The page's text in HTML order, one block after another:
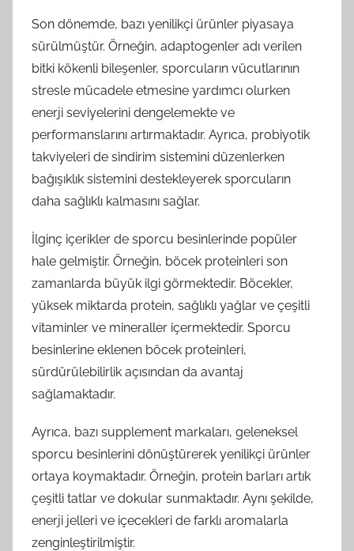
Son dönemde, bazı yenilikçi ürünler piyasaya
sürülmüştür. Örneğin, adaptogenler adı verilen
bitki kökenli bileşenler, sporcuların vücutlarının
stresle mücadele etmesine yardımcı olurken
enerji seviyelerini dengelemekte ve
performanslarını artırmaktadır. Ayrıca, probiyotik
takviyeleri de sindirim sistemini düzenlerken
bağışıklık sistemini destekleyerek sporcuların
daha sağlıklı kalmasını sağlar.
İlginç içerikler de sporcu besinlerinde popüler
hale gelmiştir. Örneğin, böcek proteinleri son
zamanlarda büyük ilgi görmektedir. Böcekler,
yüksek miktarda protein, sağlıklı yağlar ve çeşitli
vitaminler ve mineraller içermektedir. Sporcu
besinlerine eklenen böcek proteinleri,
sürdürülebilirlik açısından da avantaj
sağlamaktadır.
Ayrıca, bazı supplement markaları, geleneksel
sporcu besinlerini dönüştürerek yenilikçi ürünler
ortaya koymaktadır. Örneğin, protein barları artık
çeşitli tatlar ve dokular sunmaktadır. Aynı şekilde,
enerji jelleri ve içecekleri de farklı aromalarla
zenginleştirilmiştir.